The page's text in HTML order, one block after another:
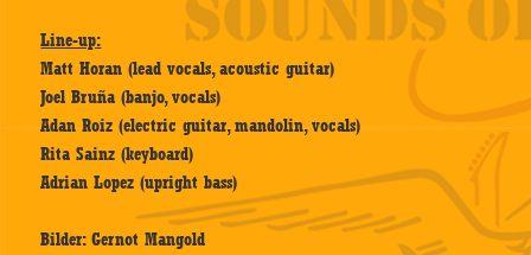
Line-up:
Matt Horan (lead vocals, acoustic guitar)
Joel Bruña (banjo, vocals)
Adan Roiz (electric guitar, mandolin, vocals)
Rita Sainz (keyboard)
Adrian Lopez (upright bass)
Bilder: Gernot Mangold